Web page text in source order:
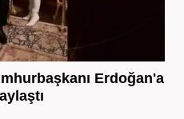
Erdoğan'a